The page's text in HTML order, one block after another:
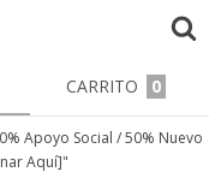
CARRITO 0
Apoyo Social / 50% Nuevo
Aquí]"